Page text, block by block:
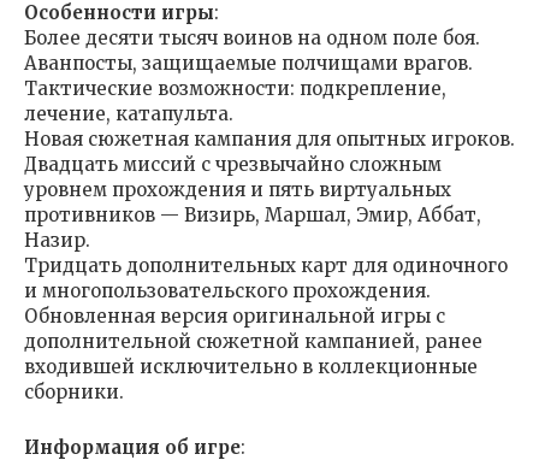
Особенности игры:
Более десяти тысяч воинов на одном поле боя.
Аванпосты, защищаемые полчищами врагов.
Тактические возможности: подкрепление,
лечение, катапульта.
Новая сюжетная кампания для опытных игроков.
Двадцать миссий с чрезвычайно сложным
уровнем прохождения и пять виртуальных
противников — Визирь, Маршал, Эмир, Аббат,
Назир.
Тридцать дополнительных карт для одиночного
и многопользовательского прохождения.
Обновленная версия оригинальной игры с
дополнительной сюжетной кампанией, ранее
входившей исключительно в коллекционные
сборники.
Информация об игре: